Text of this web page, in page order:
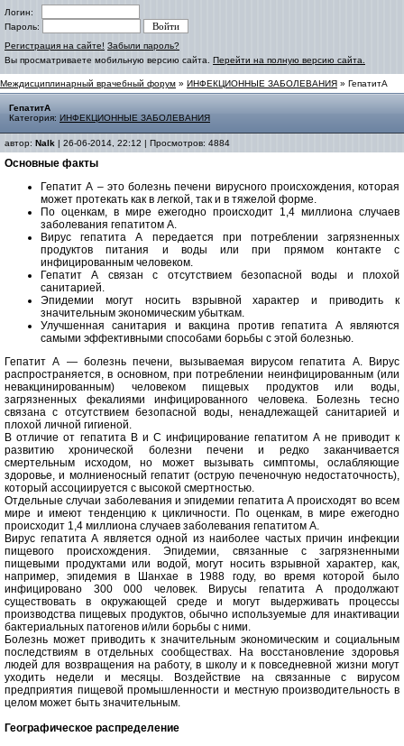
Логин:
Пароль:
Регистрация на сайте! Забыли пароль?
Вы просматриваете мобильную версию сайта. Перейти на полную версию сайта.
Междисциплинарный врачебный форум » ИНФЕКЦИОННЫЕ ЗАБОЛЕВАНИЯ » ГепатитА
ГепатитА
Категория: ИНФЕКЦИОННЫЕ ЗАБОЛЕВАНИЯ
автор: Nalk | 26-06-2014, 22:12 | Просмотров: 4884
Основные факты
Гепатит А – это болезнь печени вирусного происхождения, которая
может протекать как в легкой, так и в тяжелой форме.
По оценкам, в мире ежегодно происходит 1,4 миллиона случаев
заболевания гепатитом А.
Вирус гепатита А передается при потреблении загрязненных
продуктов питания и воды или при прямом контакте с
инфицированным человеком.
Гепатит А связан с отсутствием безопасной воды и плохой
санитарией.
Эпидемии могут носить взрывной характер и приводить к
значительным экономическим убыткам.
Улучшенная санитария и вакцина против гепатита А являются
самыми эффективными способами борьбы с этой болезнью.
Гепатит А — болезнь печени, вызываемая вирусом гепатита А. Вирус
распространяется, в основном, при потреблении неинфицированным (или
невакцинированным) человеком пищевых продуктов или воды,
загрязненных фекалиями инфицированного человека. Болезнь тесно
связана с отсутствием безопасной воды, ненадлежащей санитарией и
плохой личной гигиеной.
В отличие от гепатита В и С инфицирование гепатитом А не приводит к
развитию хронической болезни печени и редко заканчивается
смертельным исходом, но может вызывать симптомы, ослабляющие
здоровье, и молниеносный гепатит (острую печеночную недостаточность),
который ассоциируется с высокой смертностью.
Отдельные случаи заболевания и эпидемии гепатита А происходят во всем
мире и имеют тенденцию к цикличности. По оценкам, в мире ежегодно
происходит 1,4 миллиона случаев заболевания гепатитом А.
Вирус гепатита А является одной из наиболее частых причин инфекции
пищевого происхождения. Эпидемии, связанные с загрязненными
пищевыми продуктами или водой, могут носить взрывной характер, как,
например, эпидемия в Шанхае в 1988 году, во время которой было
инфицировано 300 000 человек. Вирусы гепатита А продолжают
существовать в окружающей среде и могут выдерживать процессы
производства пищевых продуктов, обычно используемые для инактивации
бактериальных патогенов и/или борьбы с ними.
Болезнь может приводить к значительным экономическим и социальным
последствиям в отдельных сообществах. На восстановление здоровья
людей для возвращения на работу, в школу и к повседневной жизни могут
уходить недели и месяцы. Воздействие на связанные с вирусом
предприятия пищевой промышленности и местную производительность в
целом может быть значительным.
Географическое распределение